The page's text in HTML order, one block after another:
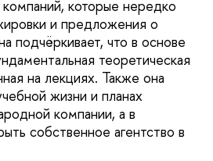
которые нередко
и предложения о
подчёркивает, что в основе
теоретическая
на лекциях. Также она
жизни и планах
компании, а в
собственное агентство в